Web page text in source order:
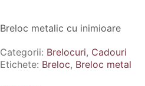
Breloc metalic cu inimioare
Categorii: Brelocuri, Cadouri
Etichete: Breloc, Breloc metal